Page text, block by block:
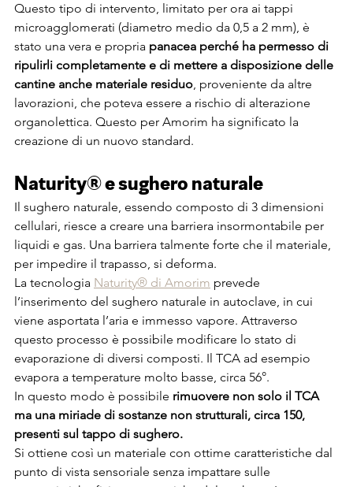
Questo tipo di intervento, limitato per ora ai tappi
microagglomerati (diametro medio da 0,5 a 2 mm), è
stato una vera e propria panacea perché ha permesso di
ripulirli completamente e di mettere a disposizione delle
cantine anche materiale residuo, proveniente da altre
lavorazioni, che poteva essere a rischio di alterazione
organolettica. Questo per Amorim ha significato la
creazione di un nuovo standard.
Naturity® e sughero naturale
Il sughero naturale, essendo composto di 3 dimensioni
cellulari, riesce a creare una barriera insormontabile per
liquidi e gas. Una barriera talmente forte che il materiale,
per impedire il trapasso, si deforma.
La tecnologia Naturity® di Amorim prevede
l’inserimento del sughero naturale in autoclave, in cui
viene asportata l’aria e immesso vapore. Attraverso
questo processo è possibile modificare lo stato di
evaporazione di diversi composti. Il TCA ad esempio
evapora a temperature molto basse, circa 56°.
In questo modo è possibile rimuovere non solo il TCA
ma una miriade di sostanze non strutturali, circa 150,
presenti sul tappo di sughero.
Si ottiene così un materiale con ottime caratteristiche dal
punto di vista sensoriale senza impattare sulle